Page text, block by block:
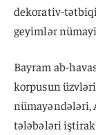
dekorativ-
geyimlər
Bayram ab-
korpusun
nümayəndələri,
tələbələri